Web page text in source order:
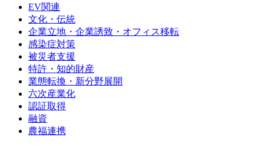
EV関連
文化・伝統
企業立地・企業誘致・オフィス移転
感染症対策
被災者支援
特許・知的財産
業態転換・新分野展開
六次産業化
認証取得
融資
農福連携